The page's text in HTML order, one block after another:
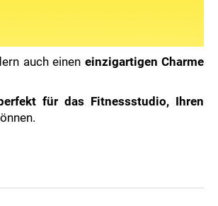
auch einen einzigartigen Charme
für das Fitnessstudio, Ihren